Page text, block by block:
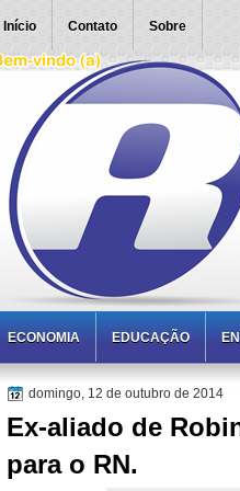
Início Contato Sobre
ECONOMIA EDUCAÇÃO
domingo, 12 de outubro de 2014
Ex-aliado de
para o RN.